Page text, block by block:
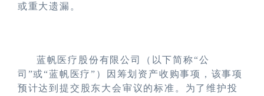
或重大遗漏。
蓝帆医疗股份有限公司（以下简称“公
司”或“蓝帆医疗”）因筹划资产收购事项，该事项
预计达到提交股东大会审议的标准。为了维护投